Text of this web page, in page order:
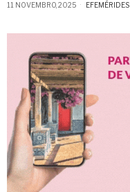
11 NOVEMBRO, 2025 EFEMÉRIDES